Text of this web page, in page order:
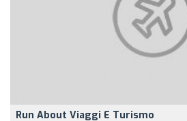
Run About Viaggi E Turismo